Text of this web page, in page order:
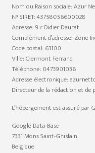
Nom ou Raison sociale: Azur
N° SIRET: 43758056600028
Adresse: 9 r Didier Daurat
Complément d’adresse: Zone
Code postal: 63100
Ville: Clermont Ferrand
Téléphone: 0473901036
Adresse électronique:
Directeur de la rédaction et de
L’hébergement est assuré par
Google Data-Base
7331 Mons Saint-Ghislain
Belgique